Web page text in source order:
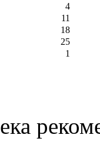
4
11
18
25
1